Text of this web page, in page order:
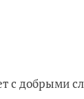
с добрыми